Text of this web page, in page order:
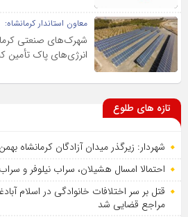
معاون استاندار کرمانشاه:
شهرک‌های صنعتی
انرژی‌های پاک تأمین
تازه های طلوع
شهردار: زیرگذر میدان آزادگان کرمانشاه
احتمالا امسال هشیلان، سراب نیلوفر و
قتل بر سر اختلافات خانوادگی در اسلام
مراجع قضایی شد